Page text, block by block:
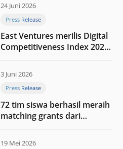
24 Juni 2026
Press Release
East Ventures merilis Digital
Competitiveness Index 2026,
menyoroti fase transformasi
digital Indonesia selanjutnya
3 Juni 2026
Press Release
72 tim siswa berhasil meraih
matching grants dari
program My First $1000
19 Mei 2026